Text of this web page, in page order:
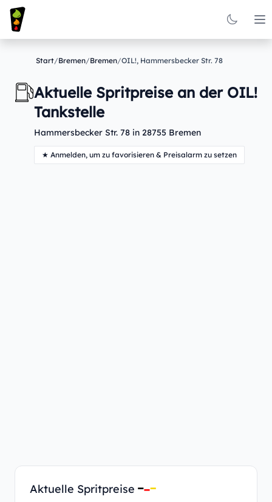
Start/Bremen/Bremen/OIL!, Hammersbecker Str. 78
Aktuelle Spritpreise an der OIL!
Tankstelle
Hammersbecker Str. 78 in 28755 Bremen
★ Anmelden, um zu favorisieren & Preisalarm zu setzen
Aktuelle Spritpreise